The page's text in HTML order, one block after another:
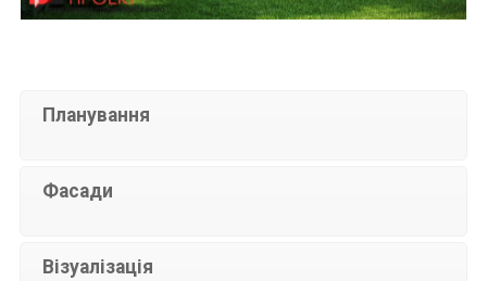
Планування
Фасади
Візуалізація